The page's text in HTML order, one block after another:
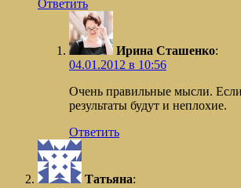
Ответить
Ирина Сташенко:
04.01.2012 в 10:56
Очень правильные мысли. Если
результаты будут и неплохие.
Ответить
Татьяна: